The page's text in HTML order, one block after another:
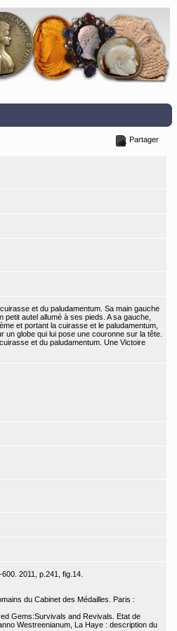
Partager
et du paludamentum. Sa main gauche
autel allumé à ses pieds. A sa gauche,
et portant la cuirasse et le paludamentum,
un globe qui lui pose une couronne sur la tête.
et du paludamentum. Une Victoire
2011, p.241, fig.14.
du Cabinet des Médailles. Paris :
Gems:Survivals and Revivals. Etat de
Westreenianum, La Haye : description du